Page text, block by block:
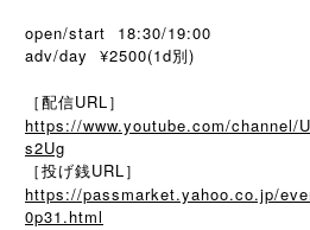
open/start 18:30/19:00
adv/day ¥2500(1d別)
［配信URL］
https://www.youtube.com/channel/
s2Ug
［投げ銭URL］
https://passmarket.yahoo.co.jp/
0p31.html